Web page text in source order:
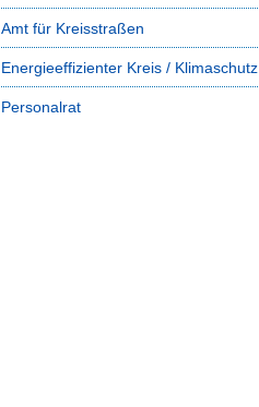
Amt für Kreisstraßen
Energieeffizienter Kreis / Klimaschutz
Personalrat